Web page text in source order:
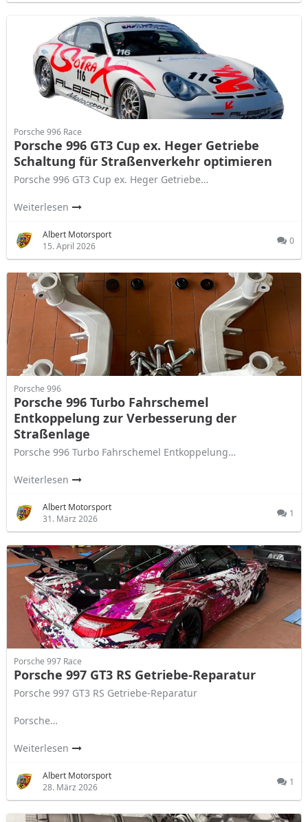
Porsche 996 Race
Porsche 996 GT3 Cup ex. Heger Getriebe
Schaltung für Straßenverkehr optimieren
Porsche 996 GT3 Cup ex. Heger Getriebe…
Weiterlesen
Albert Motorsport
15. April 2026
0
Porsche 996
Porsche 996 Turbo Fahrschemel
Entkoppelung zur Verbesserung der
Straßenlage
Porsche 996 Turbo Fahrschemel Entkoppelung…
Weiterlesen
Albert Motorsport
31. März 2026
1
Porsche 997 Race
Porsche 997 GT3 RS Getriebe-Reparatur
Porsche 997 GT3 RS Getriebe-Reparatur
Porsche…
Weiterlesen
Albert Motorsport
28. März 2026
1